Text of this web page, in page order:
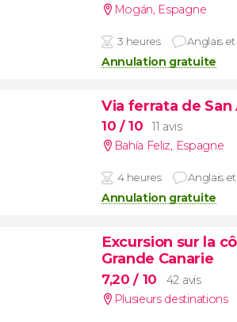
Mogán, Espagne
3 heures Anglais
Annulation gratuite
Via ferrata de
10 / 10
11 avis
Bahía Feliz, Espagne
4 heures Anglais
Annulation gratuite
Excursion sur la
Grande Canarie
7,20/ 10
42 avis
Plusieurs destinations